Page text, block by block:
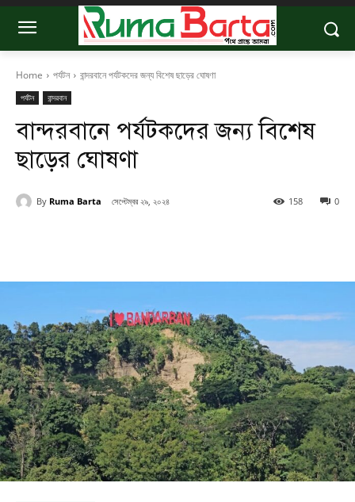
Home পর্যটন বান্দরবানে পর্যটকদের জন্য বিশেষ ছাড়ের ঘোষণা
পর্যটন বান্দরবান
বান্দরবানে পর্যটকদের জন্য বিশেষ
ছাড়ের ঘোষণা
By Ruma Barta সেপ্টেম্বর ২৯, ২০২৪ 0
158